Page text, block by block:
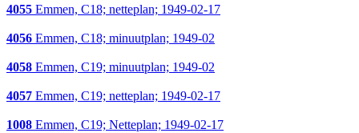
4055 Emmen, C18; netteplan; 1949-02-17
4056 Emmen, C18; minuutplan; 1949-02
4058 Emmen, C19; minuutplan; 1949-02
4057 Emmen, C19; netteplan; 1949-02-17
1008 Emmen, C19; Netteplan; 1949-02-17